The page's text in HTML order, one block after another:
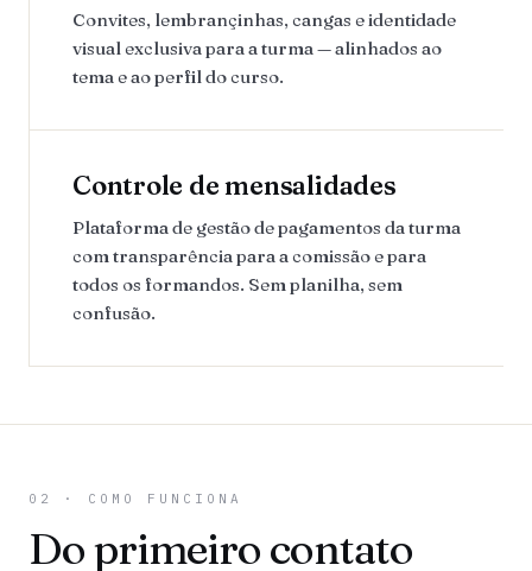
Convites, lembrançinhas, cangas e identidade
visual exclusiva para a turma — alinhados ao
tema e ao perfil do curso.
Controle de mensalidades
Plataforma de gestão de pagamentos da turma
com transparência para a comissão e para
todos os formandos. Sem planilha, sem
confusão.
02 · COMO FUNCIONA
Do primeiro contato